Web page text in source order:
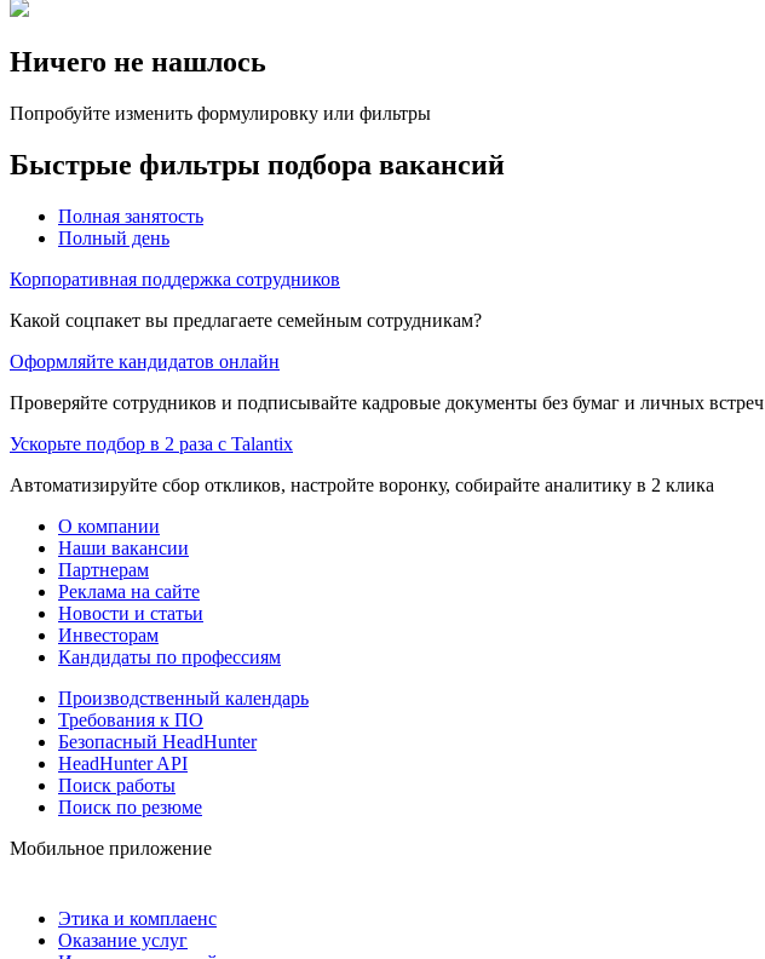
Ничего не нашлось
Попробуйте изменить формулировку или фильтры
Быстрые фильтры подбора вакансий
Полная занятость
Полный день
Корпоративная поддержка сотрудников
Какой соцпакет вы предлагаете семейным сотрудникам?
Оформляйте кандидатов онлайн
Проверяйте сотрудников и подписывайте кадровые документы без бумаг и личных встреч
Ускорьте подбор в 2 раза с Talantix
Автоматизируйте сбор откликов, настройте воронку, собирайте аналитику в 2 клика
О компании
Наши вакансии
Партнерам
Реклама на сайте
Новости и статьи
Инвесторам
Кандидаты по профессиям
Производственный календарь
Требования к ПО
Безопасный HeadHunter
HeadHunter API
Поиск работы
Поиск по резюме
Мобильное приложение
Этика и комплаенс
Оказание услуг